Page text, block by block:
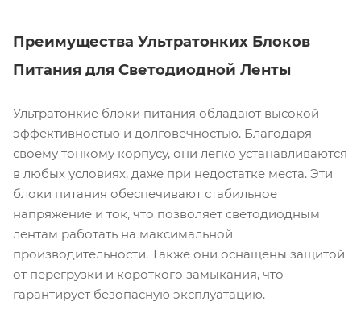
Преимущества Ультратонких Блоков
Питания для Светодиодной Ленты
Ультратонкие блоки питания обладают высокой
эффективностью и долговечностью. Благодаря
своему тонкому корпусу, они легко устанавливаются
в любых условиях, даже при недостатке места. Эти
блоки питания обеспечивают стабильное
напряжение и ток, что позволяет светодиодным
лентам работать на максимальной
производительности. Также они оснащены защитой
от перегрузки и короткого замыкания, что
гарантирует безопасную эксплуатацию.